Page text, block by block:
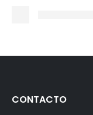
CONTACTO